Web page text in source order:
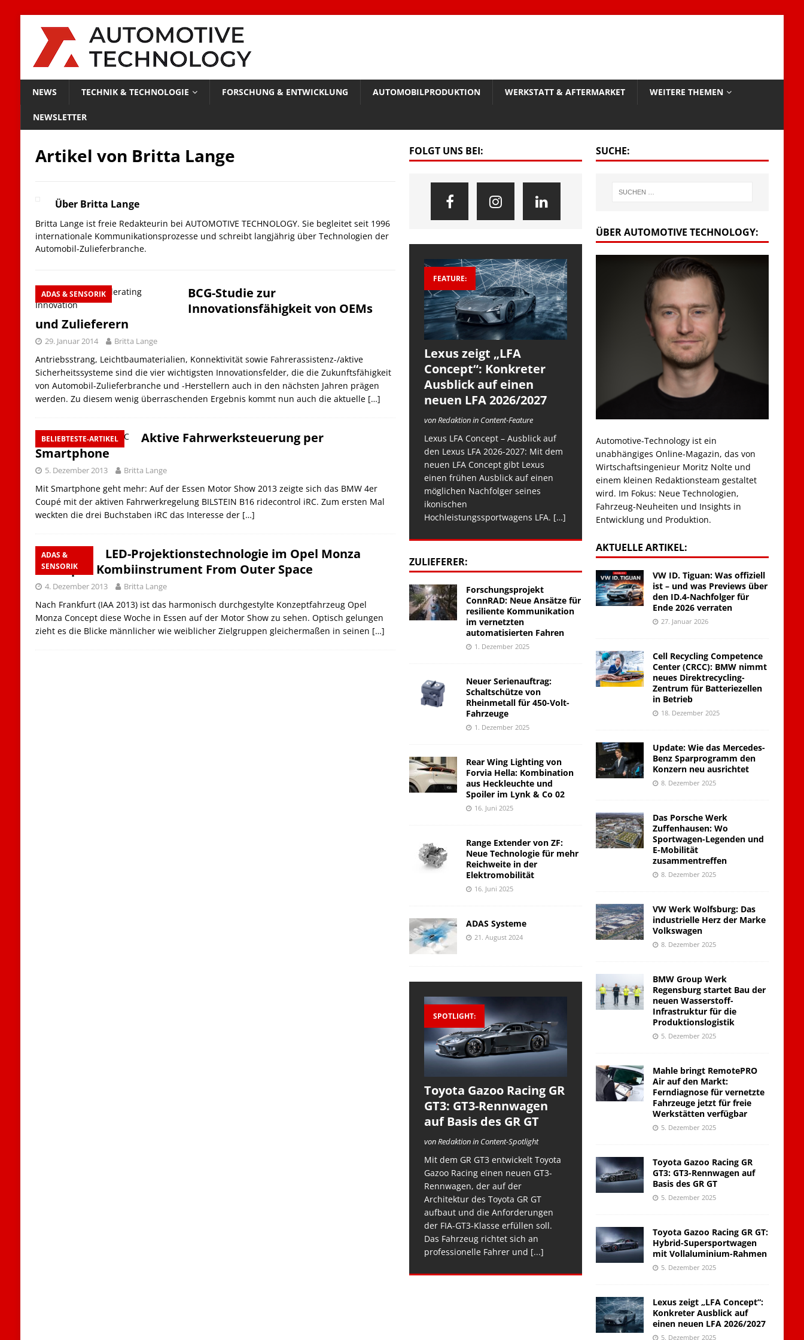
NEWS TECHNIK & TECHNOLOGIE FORSCHUNG & ENTWICKLUNG AUTOMOBILPRODUKTION WERKSTATT & AFTERMARKET WEITERE THEMEN
NEWSLETTER
Artikel von Britta Lange
Über Britta Lange
Britta Lange ist freie Redakteurin bei AUTOMOTIVE TECHNOLOGY. Sie begleitet seit 1996
internationale Kommunikationsprozesse und schreibt langjährig über Technologien der
Automobil-Zulieferbranche.
ADAS & SENSORIK
BCG-Studie zur
Innovationsfähigkeit von OEMs
und Zulieferern
29. Januar 2014 Britta Lange
Antriebsstrang, Leichtbaumaterialien, Konnektivität sowie Fahrerassistenz-/aktive
Sicherheitssysteme sind die vier wichtigsten Innovationsfelder, die die Zukunftsfähigkeit
von Automobil-Zulieferbranche und -Herstellern auch in den nächsten Jahren prägen
werden. Zu diesem wenig überraschenden Ergebnis kommt nun auch die aktuelle […]
BELIEBTESTE-ARTIKEL
Aktive Fahrwerksteuerung per
Smartphone
5. Dezember 2013 Britta Lange
Mit Smartphone geht mehr: Auf der Essen Motor Show 2013 zeigte sich das BMW 4er
Coupé mit der aktiven Fahrwerkregelung BILSTEIN B16 ridecontrol iRC. Zum ersten Mal
weckten die drei Buchstaben iRC das Interesse der […]
ADAS &
SENSORIK
LED-Projektionstechnologie im Opel Monza
Concept – Kombiinstrument From Outer Space
4. Dezember 2013 Britta Lange
Nach Frankfurt (IAA 2013) ist das harmonisch durchgestylte Konzeptfahrzeug Opel
Monza Concept diese Woche in Essen auf der Motor Show zu sehen. Optisch gelungen
zieht es die Blicke männlicher wie weiblicher Zielgruppen gleichermaßen in seinen […]
FOLGT UNS BEI:
FEATURE:
Lexus zeigt „LFA
Concept“: Konkreter
Ausblick auf einen
neuen LFA 2026/2027
von Redaktion in Content-Feature
Lexus LFA Concept – Ausblick auf
den Lexus LFA 2026-2027: Mit dem
neuen LFA Concept gibt Lexus
einen frühen Ausblick auf einen
möglichen Nachfolger seines
ikonischen
Hochleistungssportwagens LFA. […]
ZULIEFERER:
Forschungsprojekt
ConnRAD: Neue Ansätze für
resiliente Kommunikation
im vernetzten
automatisierten Fahren
1. Dezember 2025
Neuer Serienauftrag:
Schaltschütze von
Rheinmetall für 450-Volt-
Fahrzeuge
1. Dezember 2025
Rear Wing Lighting von
Forvia Hella: Kombination
aus Heckleuchte und
Spoiler im Lynk & Co 02
16. Juni 2025
Range Extender von ZF:
Neue Technologie für mehr
Reichweite in der
Elektromobilität
16. Juni 2025
ADAS Systeme
21. August 2024
SPOTLIGHT:
Toyota Gazoo Racing GR
GT3: GT3-Rennwagen
auf Basis des GR GT
von Redaktion in Content-Spotlight
Mit dem GR GT3 entwickelt Toyota
Gazoo Racing einen neuen GT3-
Rennwagen, der auf der
Architektur des Toyota GR GT
aufbaut und die Anforderungen
der FIA-GT3-Klasse erfüllen soll.
Das Fahrzeug richtet sich an
professionelle Fahrer und [...]
SUCHE:
ÜBER AUTOMOTIVE TECHNOLOGY:
Automotive-Technology ist ein
unabhängiges Online-Magazin, das von
Wirtschaftsingenieur Moritz Nolte und
einem kleinen Redaktionsteam gestaltet
wird. Im Fokus: Neue Technologien,
Fahrzeug-Neuheiten und Insights in
Entwicklung und Produktion.
AKTUELLE ARTIKEL:
VW ID. Tiguan: Was offiziell
ist – und was Previews über
den ID.4-Nachfolger für
Ende 2026 verraten
27. Januar 2026
Cell Recycling Competence
Center (CRCC): BMW nimmt
neues Direktrecycling-
Zentrum für Batteriezellen
in Betrieb
18. Dezember 2025
Update: Wie das Mercedes-
Benz Sparprogramm den
Konzern neu ausrichtet
8. Dezember 2025
Das Porsche Werk
Zuffenhausen: Wo
Sportwagen-Legenden und
E-Mobilität
zusammentreffen
8. Dezember 2025
VW Werk Wolfsburg: Das
industrielle Herz der Marke
Volkswagen
8. Dezember 2025
BMW Group Werk
Regensburg startet Bau der
neuen Wasserstoff-
Infrastruktur für die
Produktionslogistik
5. Dezember 2025
Mahle bringt RemotePRO
Air auf den Markt:
Ferndiagnose für vernetzte
Fahrzeuge jetzt für freie
Werkstätten verfügbar
5. Dezember 2025
Toyota Gazoo Racing GR
GT3: GT3-Rennwagen auf
Basis des GR GT
5. Dezember 2025
Toyota Gazoo Racing GR GT:
Hybrid-Supersportwagen
mit Vollaluminium-Rahmen
5. Dezember 2025
Lexus zeigt „LFA Concept“:
Konkreter Ausblick auf
einen neuen LFA 2026/2027
5. Dezember 2025